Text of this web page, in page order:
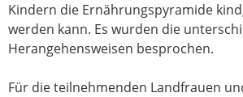
Kindern die Ernährungspyramide
werden kann. Es wurden die
Herangehensweisen besprochen.
Für die teilnehmenden Landfrauen